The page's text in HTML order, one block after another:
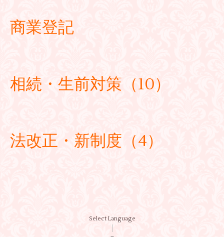
商業登記
相続・生前対策（10）
法改正・新制度（4）
Select Language